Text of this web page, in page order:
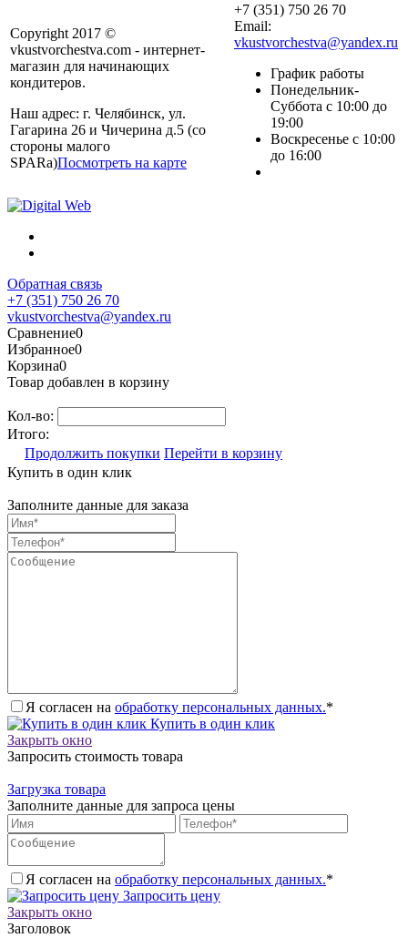
Copyright 2017 ©
vkustvorchestva.com - интернет-
магазин для начинающих
кондитеров.
Наш адрес: г. Челябинск, ул.
Гагарина 26 и Чичерина д.5 (со
стороны малого
SPARa)Посмотреть на карте
+7 (351) 750 26 70
Email:
vkustvorchestva@yandex.ru
График работы
Понедельник-
Суббота с 10:00 до
19:00
Воскресенье с 10:00
до 16:00
Обратная связь
+7 (351) 750 26 70
vkustvorchestva@yandex.ru
Сравнение0
Избранное0
Корзина0
Товар добавлен в корзину
Кол-во:
Итого:
Продолжить покупки Перейти в корзину
Купить в один клик
Заполните данные для заказа
Я согласен на обработку персональных данных.*
Купить в один клик
Закрыть окно
Запросить стоимость товара
Загрузка товара
Заполните данные для запроса цены
Я согласен на обработку персональных данных.*
Запросить цену
Закрыть окно
Заголовок